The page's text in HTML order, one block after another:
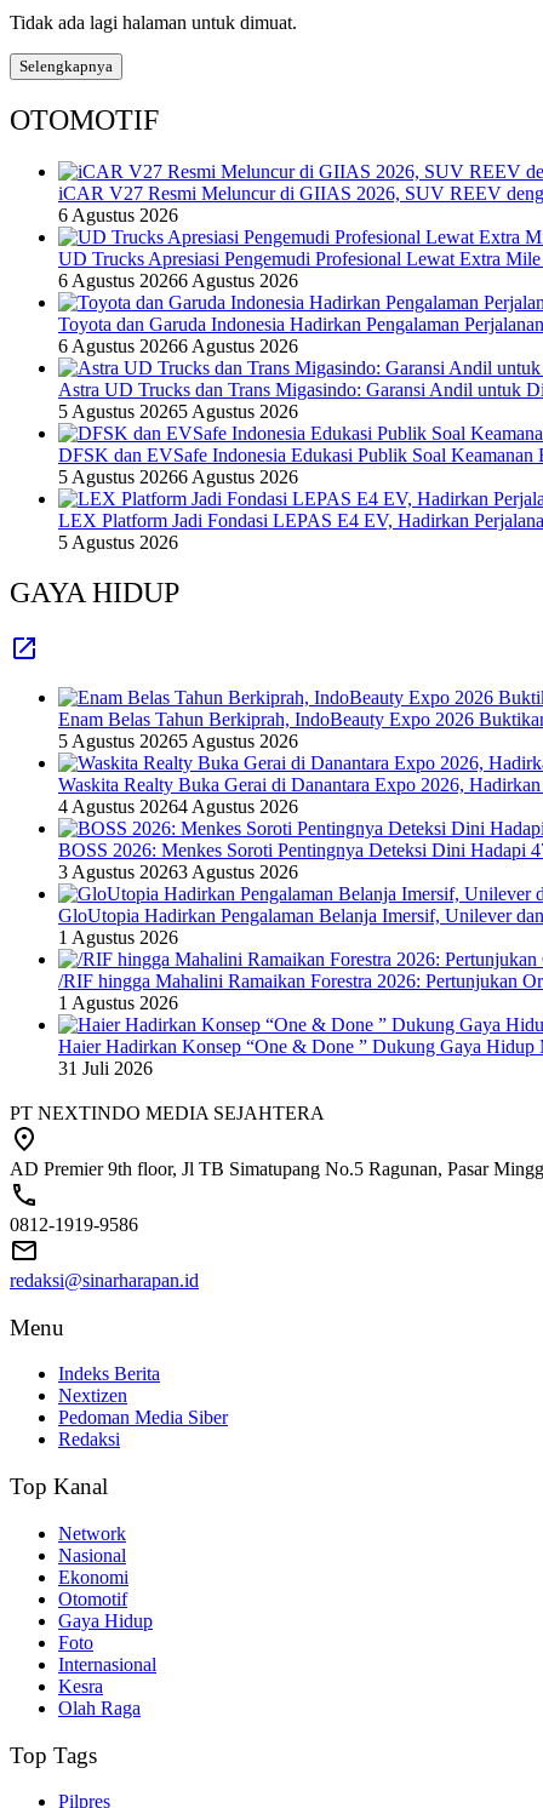
Tidak ada lagi halaman untuk dimuat.
Selengkapnya
OTOMOTIF
iCAR V27 Resmi Meluncur di GIIAS 2026, SUV REEV
6 Agustus 2026
UD Trucks Apresiasi Pengemudi Profesional Lewat Extra
6 Agustus 20266 Agustus 2026
Toyota dan Garuda Indonesia Hadirkan Pengalaman
6 Agustus 20266 Agustus 2026
Astra UD Trucks dan Trans Migasindo: Garansi Andil untuk
5 Agustus 20265 Agustus 2026
DFSK dan EVSafe Indonesia Edukasi Publik Soal
5 Agustus 20266 Agustus 2026
LEX Platform Jadi Fondasi LEPAS E4 EV, Hadirkan
5 Agustus 2026
GAYA HIDUP
Enam Belas Tahun Berkiprah, IndoBeauty Expo 2026
5 Agustus 20265 Agustus 2026
Waskita Realty Buka Gerai di Danantara Expo 2026,
4 Agustus 20264 Agustus 2026
BOSS 2026: Menkes Soroti Pentingnya Deteksi Dini Hadapi
3 Agustus 20263 Agustus 2026
GloUtopia Hadirkan Pengalaman Belanja Imersif, Unilever
1 Agustus 2026
/RIF hingga Mahalini Ramaikan Forestra 2026: Pertunjukan
1 Agustus 2026
Haier Hadirkan Konsep “One & Done ” Dukung Gaya Hidup
31 Juli 2026
PT NEXTINDO MEDIA SEJAHTERA
AD Premier 9th floor, Jl TB Simatupang No.5 Ragunan, Pasar
0812-1919-9586
redaksi@sinarharapan.id
Menu
Indeks Berita
Nextizen
Pedoman Media Siber
Redaksi
Top Kanal
Network
Nasional
Ekonomi
Otomotif
Gaya Hidup
Foto
Internasional
Kesra
Olah Raga
Top Tags
Pilpres